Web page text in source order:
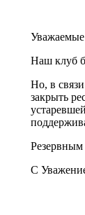
Наш клуб
Но, в
закрыть
С